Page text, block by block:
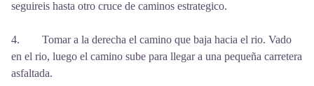
seguireis hasta otro cruce de caminos estrategico.
4. Tomar a la derecha el camino que baja hacia el rio. Vado
en el rio, luego el camino sube para llegar a una pequeña carretera
asfaltada.